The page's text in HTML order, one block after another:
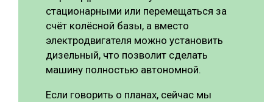
стационарными или перемещаться за
счёт колёсной базы, а вместо
электродвигателя можно установить
дизельный, что позволит сделать
машину полностью автономной.
Если говорить о планах, сейчас мы